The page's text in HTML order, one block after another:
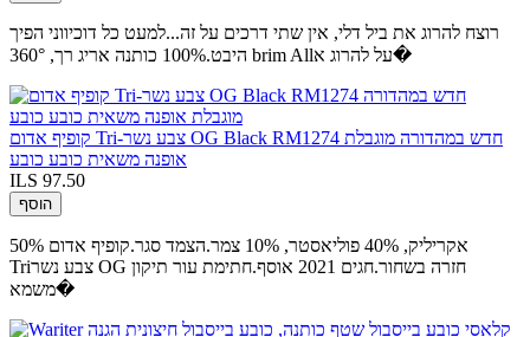
רוצח להרוג את ביל דלי, אין שתי דרכים על זה...למעט כל דוכיווני הפיך
היבט.100% כותנה אריג רך, 360° brim Allעל להרוג א�
קופיף אדום Tri-צבע נשר OG Black RM1274 חדש במהדורה מוגבלת
אופנה משאית כובע כובע
ILS 97.50
הוסף
50% אקריליק, 40% פוליאסטר, 10% צמר.הצמד סגר.קופיף אדום
Triצבע נשר OG חזרה בשחור.חגים 2021 אוסף.חתימת עור תיקון
משמא�